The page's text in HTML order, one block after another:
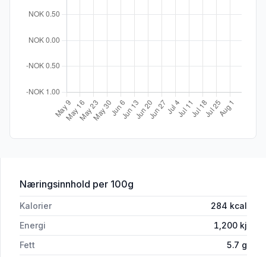
Næringsinnhold for 'Kakebunn 18cm Hamstad Bakeri'
per 100g
Kalorier 284 kcal
Energi
1,200 kj
Fett
5.7 g